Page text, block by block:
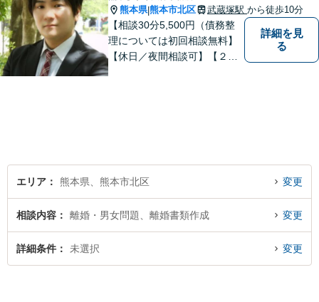
熊本県|熊本市北区 武蔵塚駅 から徒歩10分
【相談30分5,500円（債務整
理については初回相談無料】
【休日／夜間相談可】【２０
詳細を見
る
エリア 熊本県、熊本市北区 変更
相談内容 離婚・男女問題、離婚書類作成 変更
詳細条件 未選択 変更